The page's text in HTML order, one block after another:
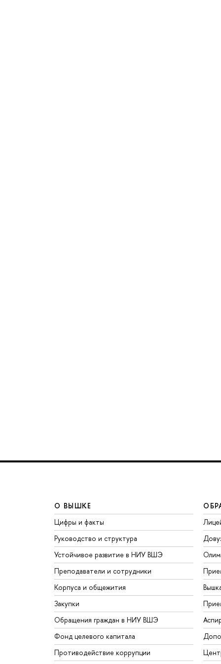
О ВЫШКЕ
Цифры и факты
Руководство и структура
Устойчивое развитие в НИУ ВШЭ
Преподаватели и сотрудники
Корпуса и общежития
Закупки
Обращения граждан в НИУ ВШЭ
Фонд целевого капитала
Противодействие коррупции